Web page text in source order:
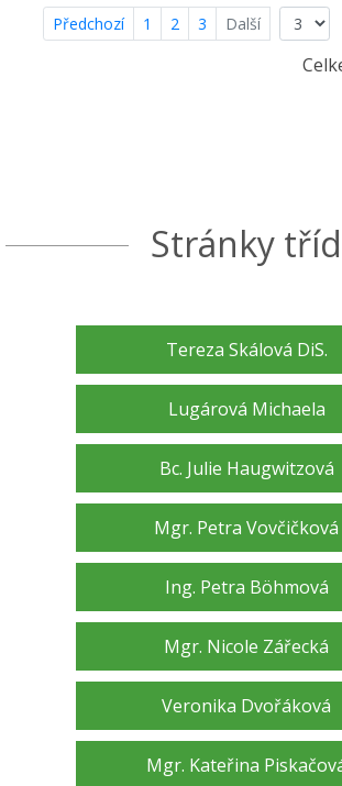
Předchozí 1 2 3 Další
Stránky tříd
Tereza Skálová DiS.
Lugárová Michaela
Bc. Julie Haugwitzová
Mgr. Petra Vovčičková
Ing. Petra Böhmová
Mgr. Nicole Zářecká
Veronika Dvořáková
Mgr. Kateřina